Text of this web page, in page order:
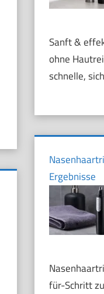
Sanft &
ohne
schnelle,
Ergebnisse
für-Schritt